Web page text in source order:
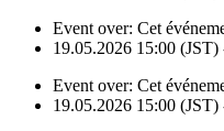
Event over: Cet
19.05.2026 15:00
Event over: Cet
19.05.2026 15:00